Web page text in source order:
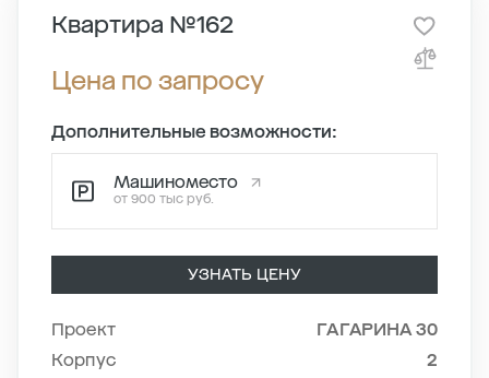
Квартира №162
Цена по запросу
Дополнительные возможности:
Машиноместо
от 900 тыс руб.
УЗНАТЬ ЦЕНУ
Проект
ГАГАРИНА 30
Корпус
2